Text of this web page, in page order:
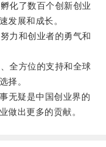
化了数百个创新创业
发展和成长。
力和创业者的勇气和
全方位的支持和全球
择。
疑是中国创业界的
做出更多的贡献。